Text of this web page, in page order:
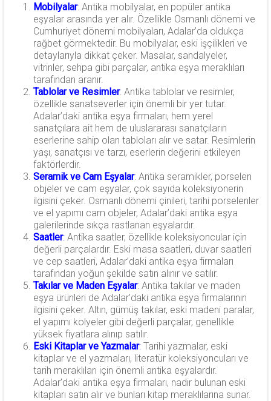
Mobilyalar: Antika mobilyalar, en popüler antika
eşyalar arasında yer alır. Özellikle Osmanlı dönemi ve
Cumhuriyet dönemi mobilyaları, Adalar’da oldukça
rağbet görmektedir. Bu mobilyalar, eski işçilikleri ve
detaylarıyla dikkat çeker. Masalar, sandalyeler,
vitrinler, sehpa gibi parçalar, antika eşya meraklıları
tarafından aranır.
Tablolar ve Resimler: Antika tablolar ve resimler,
özellikle sanatseverler için önemli bir yer tutar.
Adalar’daki antika eşya firmaları, hem yerel
sanatçılara ait hem de uluslararası sanatçıların
eserlerine sahip olan tabloları alır ve satar. Resimlerin
yaşı, sanatçısı ve tarzı, eserlerin değerini etkileyen
faktörlerdir.
Seramik ve Cam Eşyalar: Antika seramikler, porselen
objeler ve cam eşyalar, çok sayıda koleksiyonerin
ilgisini çeker. Osmanlı dönemi çinileri, tarihi porselenler
ve el yapımı cam objeler, Adalar’daki antika eşya
galerilerinde sıkça rastlanan eşyalardır.
Saatler:Antika saatler, özellikle koleksiyoncular için
değerli parçalardır. Eski masa saatleri, duvar saatleri
ve cep saatleri, Adalar’daki antika eşya firmaları
tarafından yoğun şekilde satın alınır ve satılır.
Takılar ve Maden Eşyalar: Antika takılar ve maden
eşya ürünleri de Adalar’daki antika eşya firmalarının
ilgisini çeker. Altın, gümüş takılar, eski madeni paralar,
el yapımı kolyeler gibi değerli parçalar, genellikle
yüksek fiyatlara alınıp satılır.
Eski Kitaplar ve Yazmalar:Tarihi yazmalar, eski
kitaplar ve el yazmaları, literatür koleksiyoncuları ve
tarih meraklıları için önemli antika eşyalardır.
Adalar’daki antika eşya firmaları, nadir bulunan eski
kitapları satın alır ve bunları kitap meraklılarına sunar.